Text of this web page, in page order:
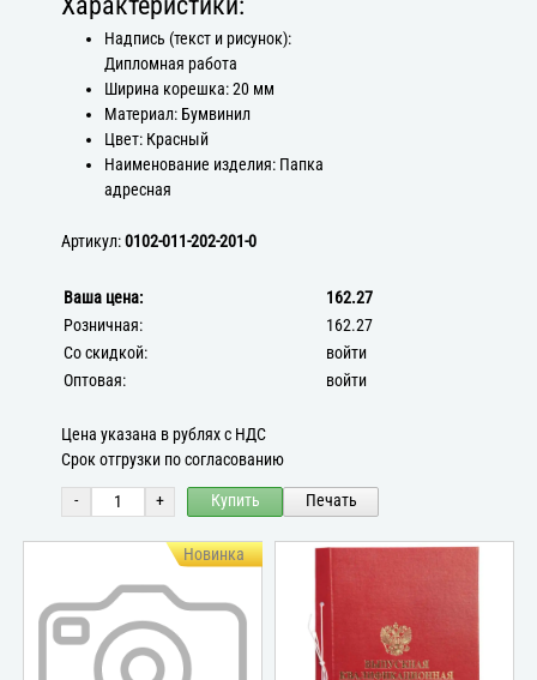
Надпись (текст и рисунок):
Дипломная работа
Ширина корешка: 20 мм
Материал: Бумвинил
Цвет: Красный
Наименование изделия: Папка
адресная
Артикул:0102-011-202-201-0
Ваша цена:
162.27
Розничная:
162.27
Со скидкой:
войти
Оптовая:
войти
Цена указана в рублях с НДС
Срок отгрузки по согласованию
- + Купить Печать
Новинка